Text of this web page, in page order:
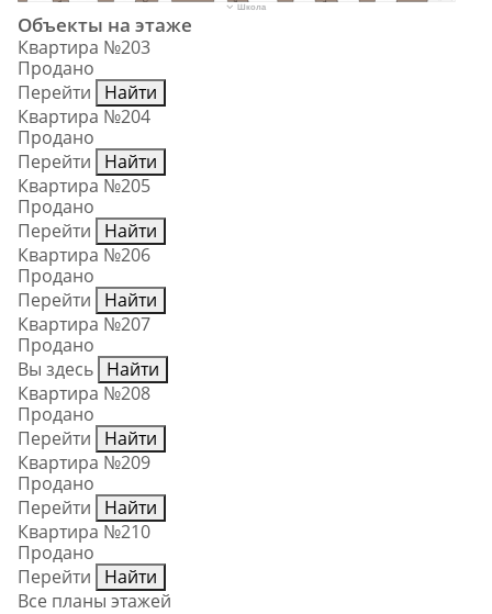
Школа
Объекты на этаже
Квартира №203
Продано
Перейти
Найти
Квартира №204
Продано
Перейти
Найти
Квартира №205
Продано
Перейти
Найти
Квартира №206
Продано
Перейти
Найти
Квартира №207
Продано
Вы здесь Найти
Квартира №208
Продано
Перейти
Найти
Квартира №209
Продано
Перейти
Найти
Квартира №210
Продано
Перейти
Найти
Все планы этажей